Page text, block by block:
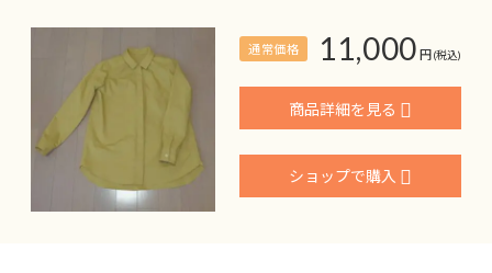
通常価格 11,000円(税込)
商品詳細を見る
ショップで購入